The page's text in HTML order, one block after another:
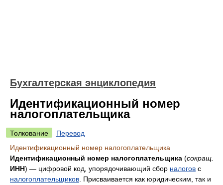
Бухгалтерская энциклопедия
Идентификационный номер
налогоплательщика
Толкование
Перевод
Идентификационный номер налогоплательщика
Идентификационный номер налогоплательщика (сокращ.
ИНН) — цифровой код, упорядочивающий сбор налогов с
налогоплательщиков . Присваивается как юридическим, так и